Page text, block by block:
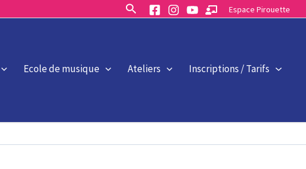
Rechercher Espace Pirouette
Ecole de musique Ateliers Inscriptions / Tarifs